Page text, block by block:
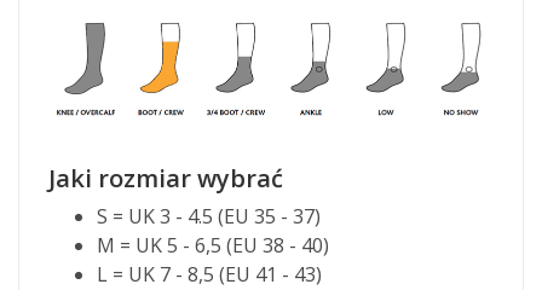
Jaki rozmiar wybrać
S = UK 3 - 4.5 (EU 35 - 37)
M = UK 5 - 6,5 (EU 38 - 40)
L = UK 7 - 8,5 (EU 41 - 43)